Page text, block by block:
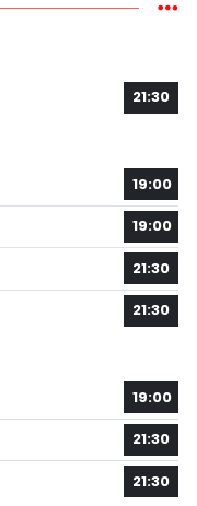
21:30
19:00
19:00
21:30
21:30
19:00
21:30
21:30